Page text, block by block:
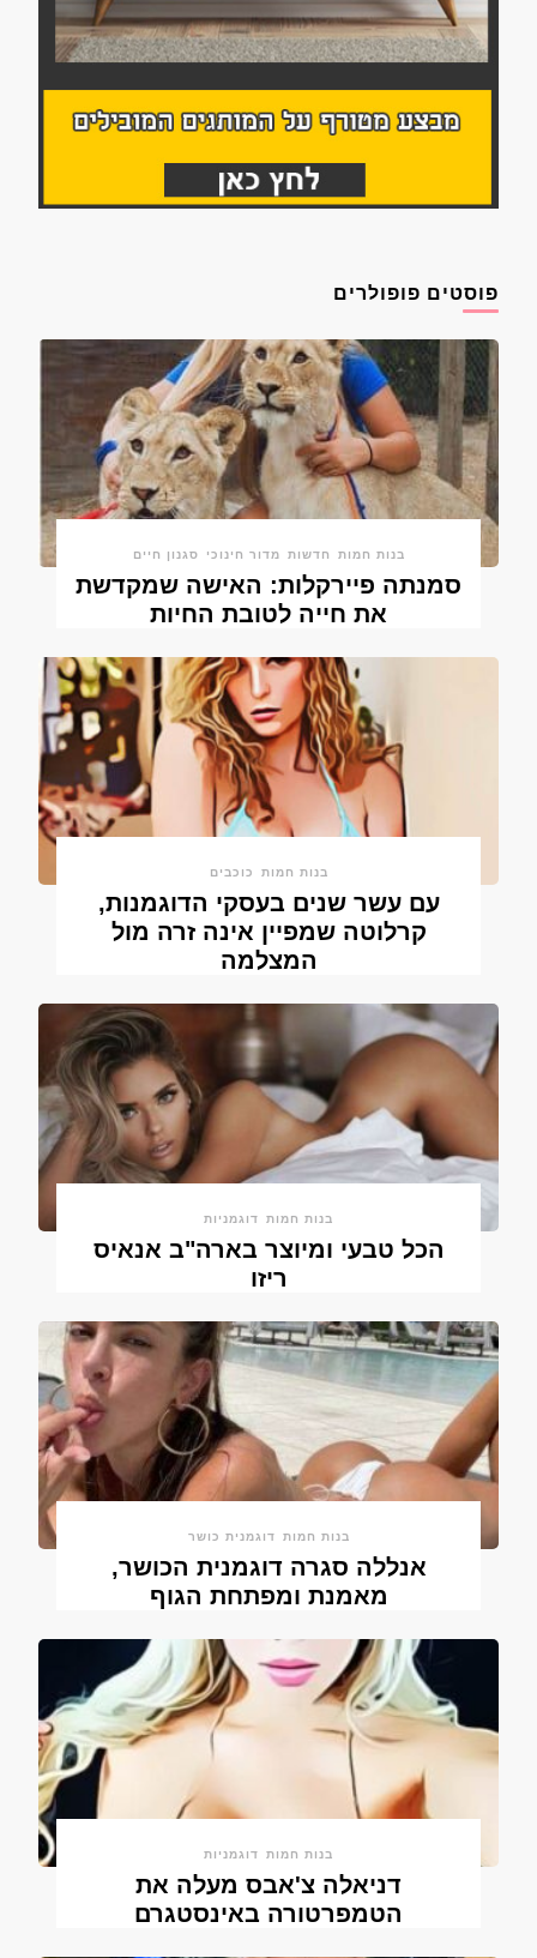
פוסטים פופולרים
בנות חמות חדשות מדור חינוכי סגנון חיים
סמנתה פיירקלות: האישה שמקדשת
את חייה לטובת החיות
בנות חמות כוכבים
עם עשר שנים בעסקי הדוגמנות,
קרלוטה שמפיין אינה זרה מול
המצלמה
בנות חמות דוגמניות
הכל טבעי ומיוצר בארה"ב אנאיס
ריזו
בנות חמות דוגמנית כושר
אנללה סגרה דוגמנית הכושר,
מאמנת ומפתחת הגוף
בנות חמות דוגמניות
דניאלה צ'אבס מעלה את
הטמפרטורה באינסטגרם